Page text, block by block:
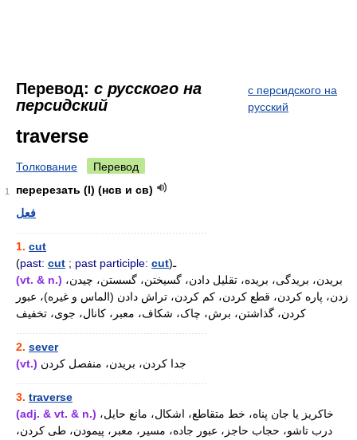
Перевод: с русского на
персидский
с персидского на
русский
traverse
Толкование Перевод
1
перерезать (I) (нсв и св)
فعل
1. cut
(past: cut ; past participle: cut )ـ
(vt. & n.)
زدن، پاره کردن، قطع کردن، کم کردن، تراش دادن (الماس و غیره)، عبور
کردن، گذاشتن، برش، چاک، شکاف، معبر، کانال، جوی، تخفیف
2. sever
(vt.) جدا کردن، بریدن، منفصل کردن
3. traverse
(adj. & vt. & n.)
درب تاشو، حجاب حاجز، عبور جاده، مسیر، معبر، پیمودن، طی کردن،